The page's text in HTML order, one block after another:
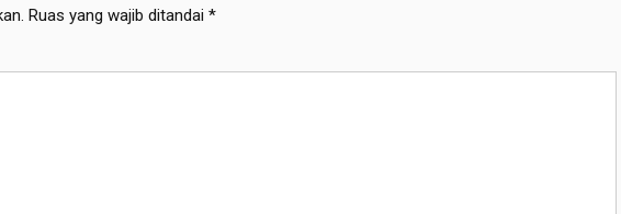
Ruas yang wajib ditandai *